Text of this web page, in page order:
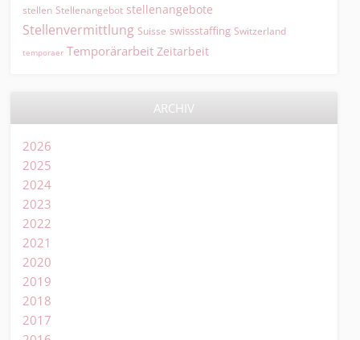
stellen Stellenangebot stellenangebote
Stellenvermittlung Suisse swissstaffing Switzerland
temporaer Temporärarbeit Zeitarbeit
ARCHIV
2026
2025
2024
2023
2022
2021
2020
2019
2018
2017